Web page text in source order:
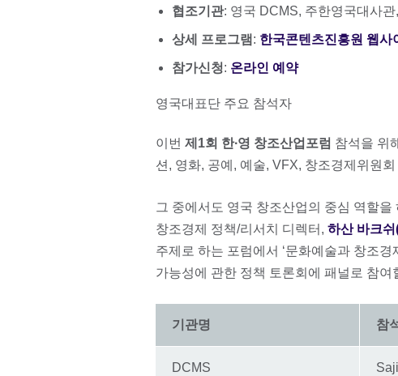
협조기관: 영국 DCMS, 주한영국대사
상세 프로그램 : 한국콘텐츠진흥원 웹사
참가신청: 온라인 예약
영국대표단 주요 참석자
이번 제1회 한∙영 창조산업포럼 참석을 위
션, 영화, 공예, 예술, VFX, 창조경제위원
그 중에서도 영국 창조산업의 중심 역할을
창조경제 정책/리서치 디렉터, 하산 바크
주제로 하는 포럼에서 ‘문화예술과 창조
가능성에 관한 정책 토론회에 패널로 참여
기관명 참
DCMS